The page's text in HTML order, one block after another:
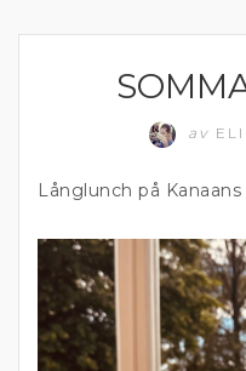
av
Långlunch på